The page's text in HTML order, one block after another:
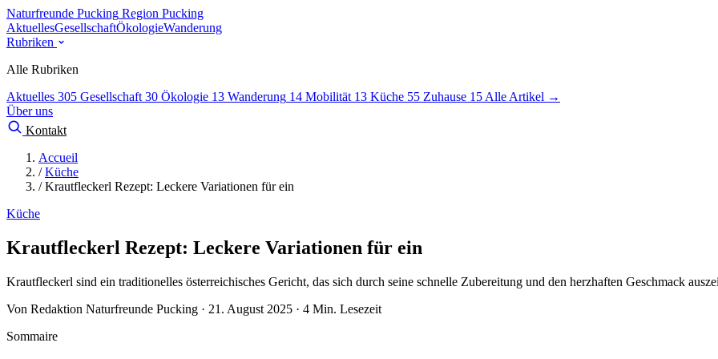
Naturfreunde Pucking Region Pucking
AktuellesGesellschaftÖkologieWanderung
Rubriken
Alle Rubriken
Aktuelles 305 Gesellschaft 30 Ökologie 13 Wanderung 14 Mobilität 13 Küche 55 Zuhause 15 Alle Artikel →
Über uns
Kontakt
Accueil
/ Küche
/ Krautfleckerl Rezept: Leckere Variationen für ein
Küche
Krautfleckerl Rezept: Leckere Variationen für ein
Krautfleckerl sind ein traditionelles österreichisches Gericht, das sich durch seine schnelle Zubereitung und den herzhaften Geschmack
Von Redaktion Naturfreunde Pucking · 21. August 2025 · 4 Min. Lesezeit
Sommaire